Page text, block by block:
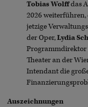
Tobias Wolffdas
2026
jetzige
der Oper,Lydia
Theater an der
Intendant die
Auszeichnungen